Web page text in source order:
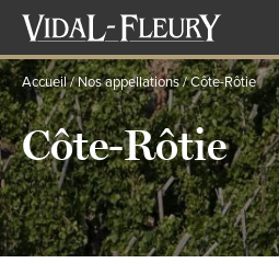
Aller
contenu
principal
Accueil Nos appellations Côte-Rôtie
Côte-Rôtie